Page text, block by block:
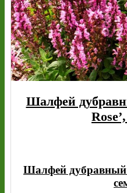
Шалфей
Шалфей дубравный